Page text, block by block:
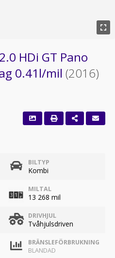
HDi GT Pano
0.41l/mil (2016)
BILTYP
Kombi
MILTAL
13 268 mil
DRIVHJUL
Tvåhjulsdriven
BRÄNSLEFÖRBRUKNING
BLANDAD